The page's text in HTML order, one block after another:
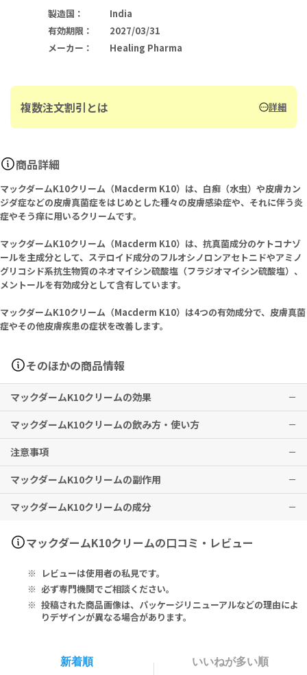
製造国 ：
India
有効期限 ：
2027/03/31
メーカー ： Healing Pharma
複数注文割引とは 詳細
商品詳細
マックダームK10クリーム（Macderm K10）は、白癬（水虫）や皮膚カン
ジダ症などの皮膚真菌症をはじめとした種々の皮膚感染症や、それに伴う炎
症やそう痒に用いるクリームです。
マックダームK10クリーム（Macderm K10）は、抗真菌成分のケトコナゾ
ールを主成分として、ステロイド成分のフルオシノロンアセトニドやアミノ
グリコシド系抗生物質のネオマイシン硫酸塩（フラジオマイシン硫酸塩）、
メントールを有効成分として含有しています。
マックダームK10クリーム（Macderm K10）は4つの有効成分で、皮膚真菌
症やその他皮膚疾患の症状を改善します。
そのほかの商品情報
マックダームK10クリームの効果
真菌感染症、皮膚感染症、ステロイド反応性の炎症性皮膚疾患に伴う
そう痒・炎症、軟部組織疾患
※上記は、インドでの適応です。
※本剤は、日本国内で適応がないため、使用前に必ず医師・歯科医
師・薬剤師にご相談ください。
※効果には個人差がありますことを予めご了承ください。
マックダームK10クリームの飲み方・使い方
医師の指示通り患部に適宜塗布または塗擦する。
※上記は、インドでの用法・用量です。
※本剤は、日本国内で適応がないため、使用前に必ず医師・歯科医
師・薬剤師にご相談ください。
注意事項
安心して使用するために、パッチテストを行ってください。
肌に異常があらわれた場合は、使用を中止してください。
眼科用として角膜、結膜には使用しないでください。また、顔面に使
用する際は、眼に入らないようにご注意ください。
場合は、使用を中止してください。
症状改善後は、できるだけ速やかに使用を中止してください。
妊娠中・妊娠の可能性のある方、授乳中の方は、本剤使用前に必ず医
師にご相談ください。
室温で保管してください。
マックダームK10クリームの副作用
接触皮膚炎、そう痒、発赤、刺激感などの症状が現れる場合がありま
赤みやかぶれが生じた際は、直ちに使用を中止し、医師の診察をお受
けください。
い。
マックダームK10クリームの成分
Ketoconazole IP 2% w/w, Fluocinolone Acetonide IP 0.01%
w/w, Neomycin Sulphate IP Eq. to Neomycin 0.1% w/w, Menth
eam Base q.s.
ケトコナゾール インド薬局方 2％ w/w、フルオシノロンアセトニド
インド薬局方 0.01％ w/w、ネオマイシン硫酸塩 インド薬局方（ネオ
マックダームK10クリームの口コミ・レビュー
レビューは使用者の私見です。
必ず専門機関でご相談ください。
投稿された商品画像は、パッケージリニューアルなどの理由によ
りデザインが異なる場合があります。
新着順 いいねが多い順